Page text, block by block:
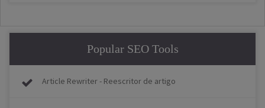
Popular SEO Tools
Article Rewriter - Reescritor de artigo